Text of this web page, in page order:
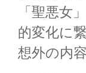
「聖悪女
的変化に
想外の内